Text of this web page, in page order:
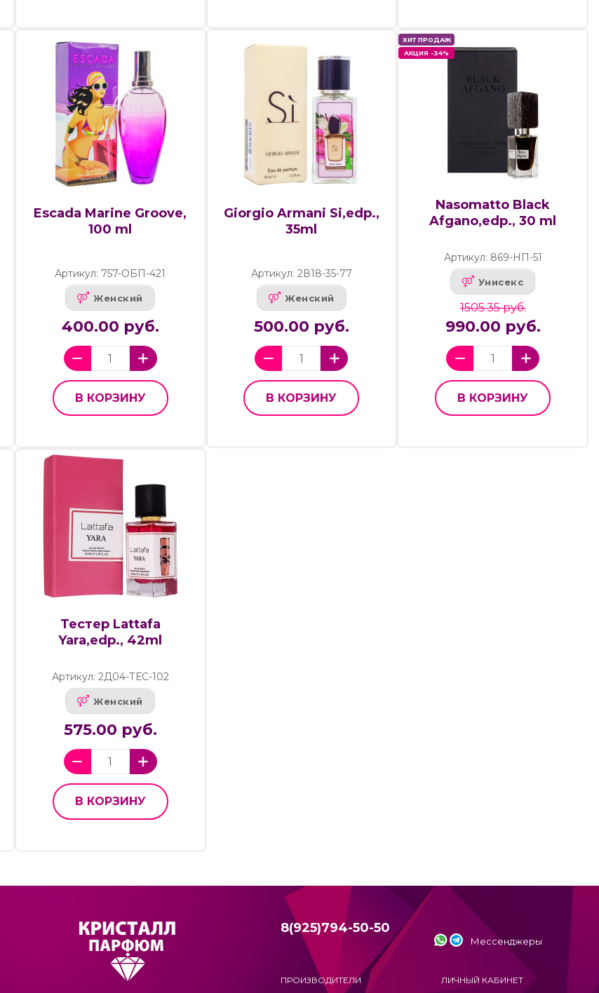
Escada Marine Groove,
100 ml
Артикул: 757-ОБП-421
Женский
400.00 руб.
В КОРЗИНУ
Giorgio Armani Si,edp.,
35ml
Артикул: 2В18-35-77
Женский
500.00 руб.
В КОРЗИНУ
ХИТ ПРОДАЖ
АКЦИЯ -34%
Nasomatto Black
Afgano,edp., 30 ml
Артикул: 869-НП-51
Унисекс
1505.35 руб.
990.00 руб.
В КОРЗИНУ
Тестер Lattafa
Yara,edp., 42ml
Артикул: 2Д04-ТЕС-102
Женский
575.00 руб.
В КОРЗИНУ
8(925)794-50-50
Мессенджеры
ПРОИЗВОДИТЕЛИ ЛИЧНЫЙ КАБИНЕТ